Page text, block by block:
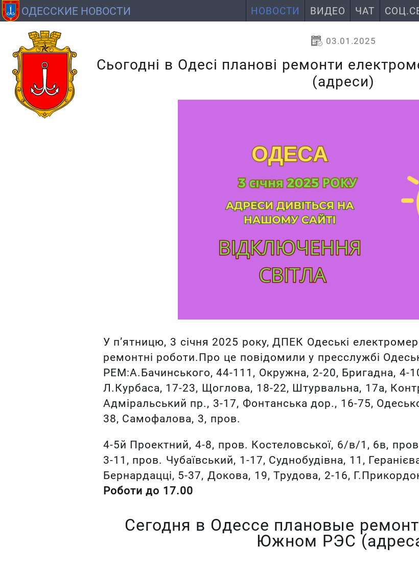
ОДЕССКИЕ НОВОСТИ НОВОСТИ ВИДЕО ЧАТ
03.01.2025
Сьогодні в Одесі планові ремонти
(адреси)
У п’ятницю, 3 січня 2025 року, ДПЕК Одеські
ремонтні роботи.Про це повідомили у пресслужбі
РЕМ:А.Бачинського, 44-111, Окружна, 2-20, Бригадна, 4-
Л.Курбаса, 17-23, Щоглова, 18-22, Штурвальна, 17а,
Адміральський пр., 3-17, Фонтанська дор., 16-75,
38, Самофалова, 3, пров.
4-5й Проектний, 4-8, пров. Костеловської, 6/в/1, 6в,
3-11, пров. Чубаївський, 1-17, Суднобудівна, 11,
Бернардацці, 5-37, Докова, 19, Трудова, 2-16,
Роботи до 17.00
Сегодня в Одессе плановые
Южном РЭС